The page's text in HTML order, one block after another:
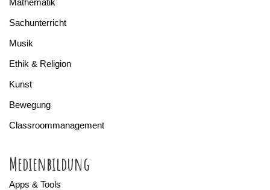
Sachunterricht
Musik
Ethik & Religion
Kunst
Bewegung
Classroommanagement
Medienbildung
Apps & Tools